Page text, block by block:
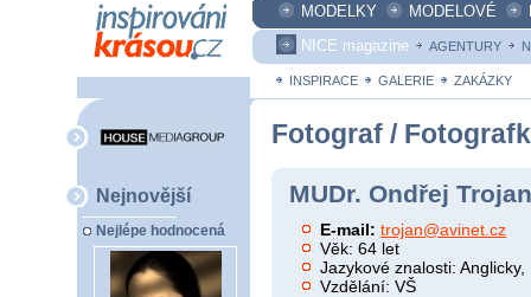
MODELKY MODELOVÉ
NICE magazine
AGENTURY
INSPIRACE GALERIE ZAKÁZKY
Nejnovější
Nejlépe hodnocená
Fotograf /
MUDr. Ondřej
E-mail: trojan@avinet.cz
Věk: 64 let
Jazykové znalosti:
Vzdělání: VŠ